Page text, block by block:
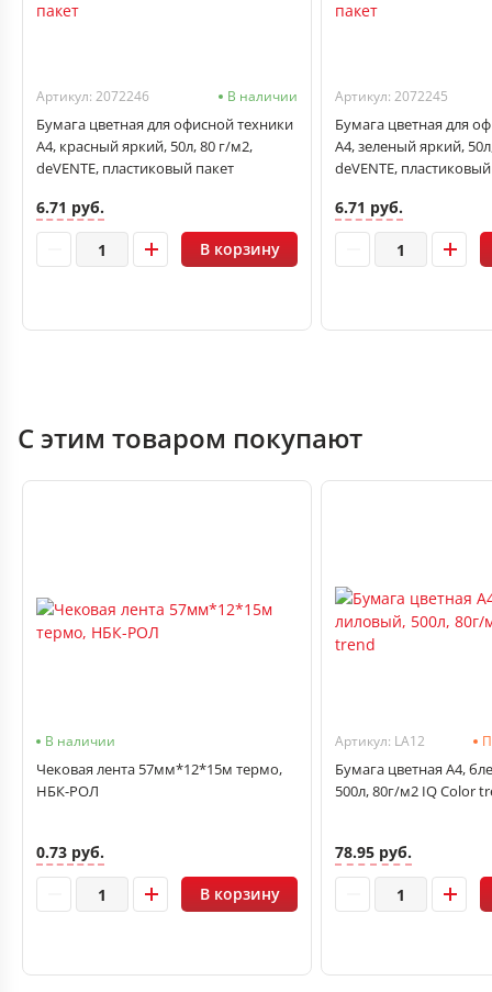
Артикул: 2072246 В наличии
Бумага цветная для офисной техники
А4, красный яркий, 50л, 80 г/м2,
deVENTE, пластиковый пакет
6.71 руб.
В корзину
Артикул: 2072245
Бумага цветная для
А4, зеленый яркий,
deVENTE,
6.71 руб.
С этим товаром покупают
В наличии
Чековая лента 57мм*12*15м термо,
НБК-РОЛ
0.73 руб.
В корзину
Артикул: LA12
Бумага цветная А4,
500л, 80г/м2 IQ Color
78.95 руб.